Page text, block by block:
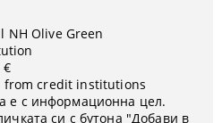
NH Olive Green
€
from credit institutions
е с информационна цел.
си с бутона "Добави в